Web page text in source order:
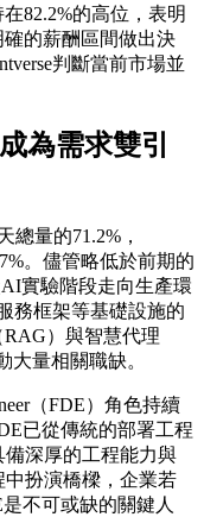
82.2%的高位，表明
的薪酬區間做出決
判斷當前市場並
為需求雙引
量的71.2%，
。儘管略低於前期的
實驗階段走向生產環
務框架等基礎設施的
）與智慧代理
大量相關職缺。
（FDE）角色持續
已從傳統的部署工程
深厚的工程能力與
扮演橋樑，企業若
不可或缺的關鍵人